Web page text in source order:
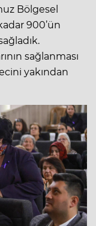
Bölgesel
900’ün
sağlanması
yakından